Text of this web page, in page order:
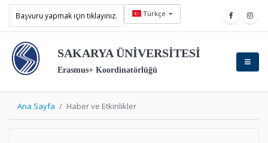
Başvuru yapmak için tıklayınız. Türkçe
SAKARYA ÜNİVERSİTESİ
Erasmus+ Koordinatörlüğü
Ana Sayfa Haber ve Etkinlikler